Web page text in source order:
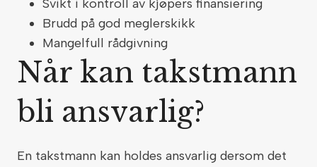
Svikt i kontroll av kjøpers finansiering
Brudd på god meglerskikk
Mangelfull rådgivning
Når kan takstmann
bli ansvarlig?
En takstmann kan holdes ansvarlig dersom det